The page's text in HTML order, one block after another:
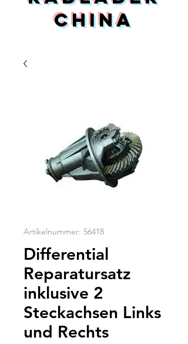
China
Artikelnummer: 56418
Differential
Reparatursatz
inklusive 2
Steckachsen Links
und Rechts